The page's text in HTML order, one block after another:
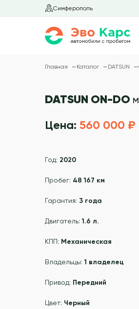
Симферополь
Главная Каталог DATSUN
DATSUN ON-DO
Цена: 560 000 ₽
Год: 2020
Пробег: 48 167 км
Гарантия: 3 года
Двигатель:1.6 л.
КПП: Механическая
Владельцы:1 владелец
Привод: Передний
Цвет: Черный